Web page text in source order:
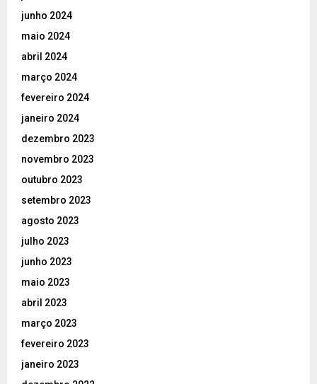
junho 2024
maio 2024
abril 2024
março 2024
fevereiro 2024
janeiro 2024
dezembro 2023
novembro 2023
outubro 2023
setembro 2023
agosto 2023
julho 2023
junho 2023
maio 2023
abril 2023
março 2023
fevereiro 2023
janeiro 2023